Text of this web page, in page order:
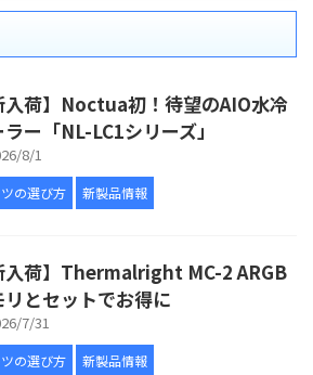
入荷】Noctua初！待望のAIO水冷
ー「NL-LC1シリーズ」
8/1
の選び方 新製品情報
入荷】Thermalright MC-2 ARGB
リとセットでお得に
7/31
の選び方 新製品情報